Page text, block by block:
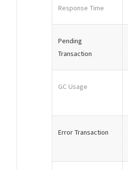
Response Time
Pending
Transaction
GC Usage
Error Transaction